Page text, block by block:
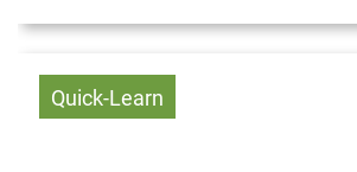
Quick-Learn